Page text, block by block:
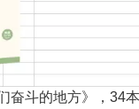
斗的地方》，34